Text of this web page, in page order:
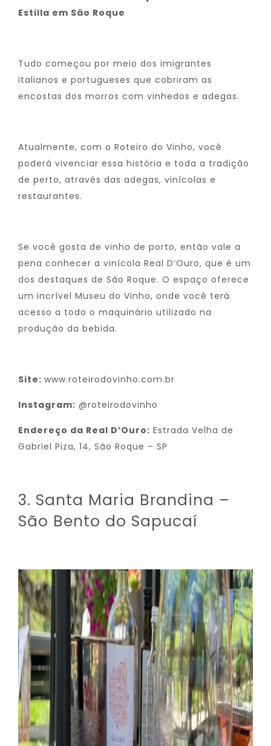
Estilla em São Roque
Tudo começou por meio dos imigrantes
italianos e portugueses que cobriram as
encostas dos morros com vinhedos e adegas.
Atualmente, com o Roteiro do Vinho, você
poderá vivenciar essa história e toda a tradição
de perto, através das adegas, vinícolas e
restaurantes.
Se você gosta de vinho de porto, então vale a
pena conhecer a vinícola Real D’Ouro, que é um
dos destaques de São Roque. O espaço oferece
um incrível Museu do Vinho, onde você terá
acesso a todo o maquinário utilizado na
produção da bebida.
Site: www.roteirodovinho.com.br
Instagram: @roteirodovinho
Endereço da Real D’Ouro: Estrada Velha de
Gabriel Piza, 14, São Roque – SP
3. Santa Maria Brandina –
São Bento do Sapucaí